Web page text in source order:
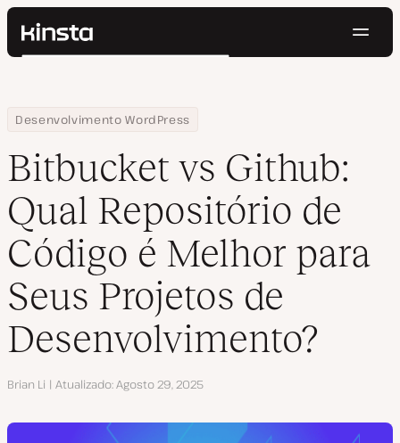
Kinsta®
Preços
Contato
Pesquisar
Home
Centro de Recursos
Blog
Desenvolvimento WordPress
Bitbucket vs Github: Qual Repositório de Código é Melhor para
Bitbucket vs Github:
Qual Repositório de
Código é Melhor para
Seus Projetos de
Desenvolvimento?
Autor
Brian Li Atualizado Agosto 29, 2025